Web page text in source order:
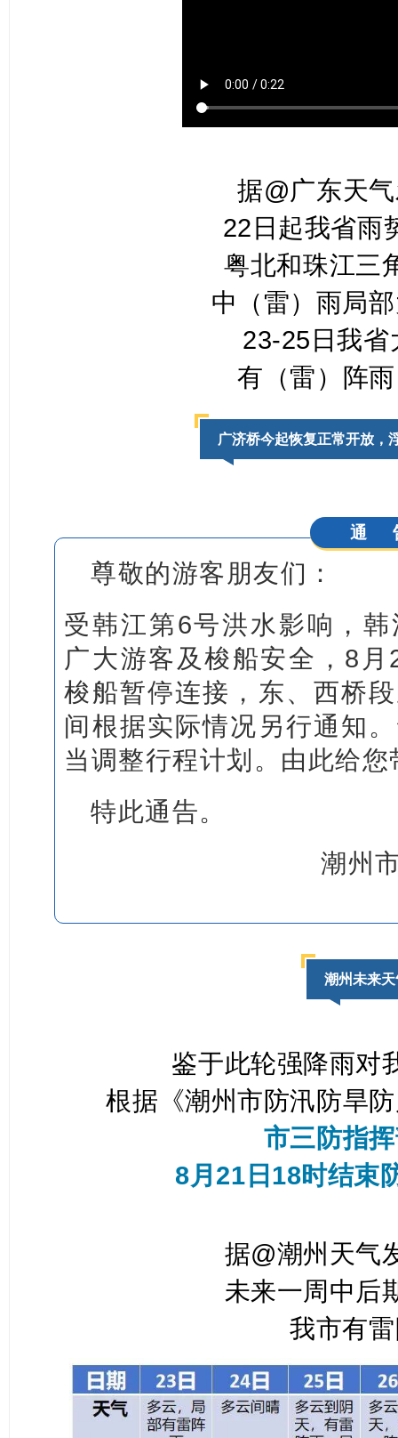
据@广东天
22日起我省雨
粤北和珠江三
中（雷）雨局
23-25日我省
有（雷）阵
广济桥今起恢复正常开放，
通
尊敬的游客朋友们：
受韩江第6号洪水影响，
广大游客及梭船安全，8
梭船暂停连接，东、西桥
间根据实际情况另行通知
当调整行程计划。由此给
特此通告。
潮州
潮州未来天
鉴于此轮强降雨对
根据《潮州市防汛防旱
市三防指
8月21日18时结束
据@潮州天气
未来一周中后
我市有